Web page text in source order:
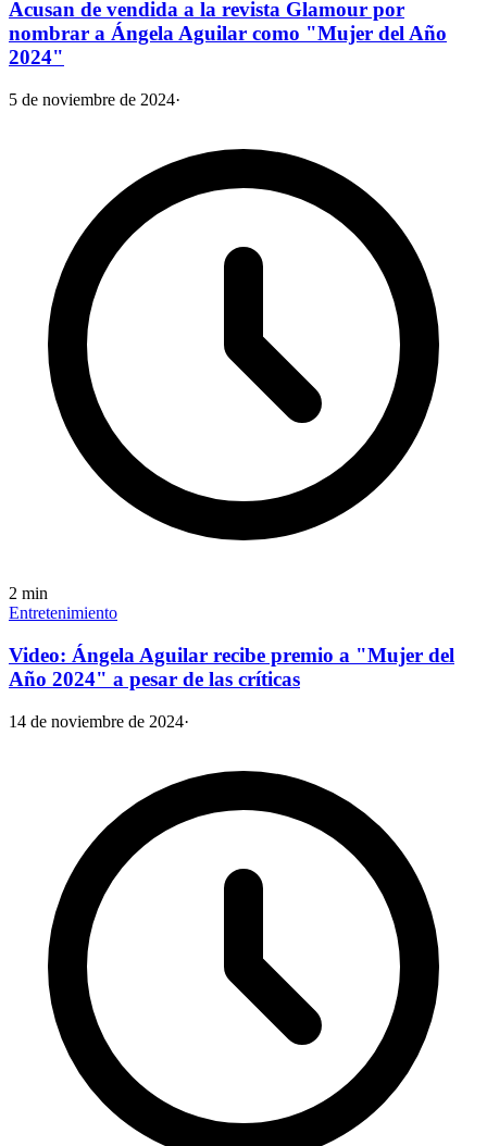
Acusan de vendida a la revista Glamour por
nombrar a Ángela Aguilar como "Mujer del Año
2024"
5 de noviembre de 2024·
2 min
Entretenimiento
Video: Ángela Aguilar recibe premio a "Mujer del
Año 2024" a pesar de las críticas
14 de noviembre de 2024·